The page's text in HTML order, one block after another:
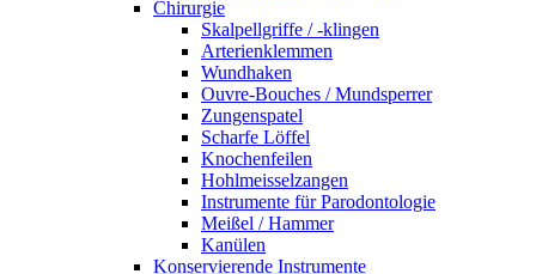
Chirurgie
Skalpellgriffe / -klingen
Arterienklemmen
Wundhaken
Ouvre-Bouches / Mundsperrer
Zungenspatel
Scharfe Löffel
Knochenfeilen
Hohlmeisselzangen
Instrumente für Parodontologie
Meißel / Hammer
Kanülen
Konservierende Instrumente